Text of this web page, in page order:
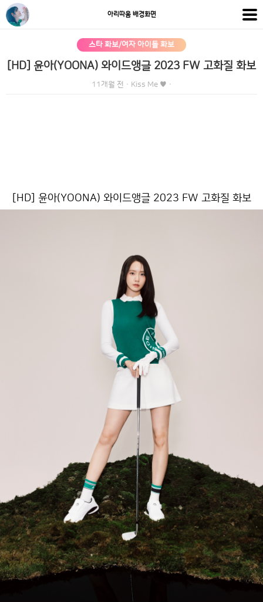
아리따움 배경화면
스타 화보/여자 아이돌 화보
[HD] 윤아(YOONA) 와이드앵글 2023 FW 고화질 화보
11개월 전 · Kiss Me ♥ ·
[HD] 윤아(YOONA) 와이드앵글 2023 FW 고화질 화보